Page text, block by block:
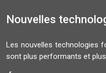
Nouvelles
Les nouvelles technologies
sont plus performants et